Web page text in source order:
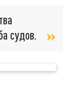
судов.